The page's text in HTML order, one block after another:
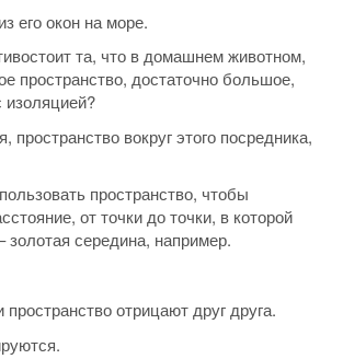
его окон на море.
та, что в домашнем животном,
пространство, достаточно большое,
изоляцией?
пространство вокруг этого посредника,
пространство, чтобы
от точки до точки, в которой
середина, например.
отрицают друг друга.